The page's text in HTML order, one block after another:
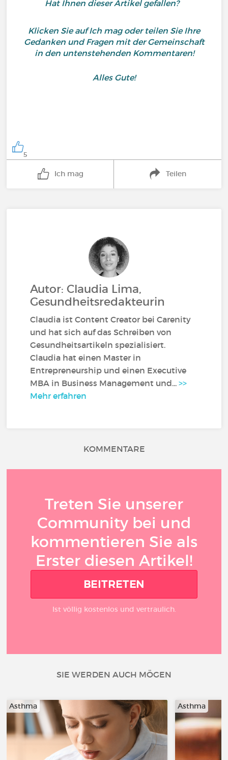
Hat Ihnen dieser Artikel gefallen?
Klicken Sie auf Ich mag oder teilen Sie Ihre
Gedanken und Fragen mit der Gemeinschaft
in den untenstehenden Kommentaren!
Alles Gute!
5
Ich mag Teilen
Autor: Claudia Lima,
Gesundheitsredakteurin
Claudia ist Content Creator bei Carenity
und hat sich auf das Schreiben von
Gesundheitsartikeln spezialisiert.
Claudia hat einen Master in
Entrepreneurship und einen Executive
MBA in Business Management und...>>
Mehr erfahren
KOMMENTARE
Treten Sie unserer
Community bei und
kommentieren Sie als
Erster diesen Artikel!
BEITRETEN
Ist völlig kostenlos und vertraulich.
SIE WERDEN AUCH MÖGEN
Asthma Asthma